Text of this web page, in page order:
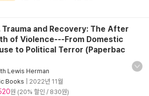
Trauma and Recovery: The After
of Violence---From Domestic
to Political Terror (Paperbac
Lewis Herman
Books
2022년 11월
원 (20% 할인 / 830원)